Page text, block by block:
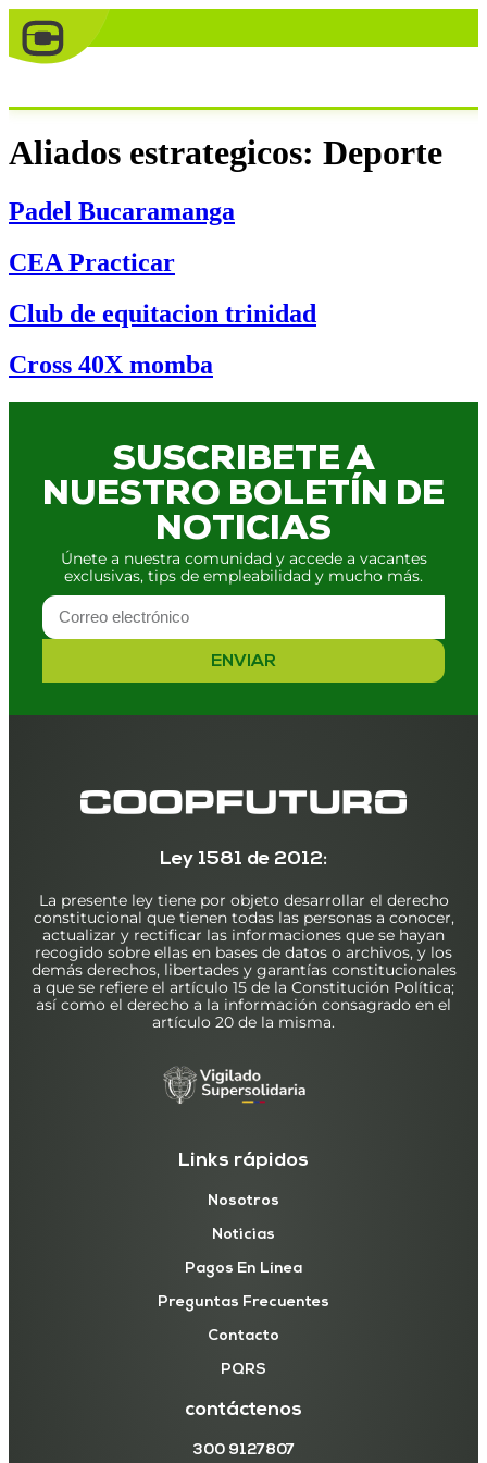
Aliados estrategicos: Deporte
Padel Bucaramanga
CEA Practicar
Club de equitacion trinidad
Cross 40X momba
SUSCRIBETE A
NUESTRO BOLETÍN DE
NOTICIAS
Únete a nuestra comunidad y accede a vacantes
exclusivas, tips de empleabilidad y mucho más.
ENVIAR
Ley 1581 de 2012:
La presente ley tiene por objeto desarrollar el derecho
constitucional que tienen todas las personas a conocer,
actualizar y rectificar las informaciones que se hayan
recogido sobre ellas en bases de datos o archivos, y los
demás derechos, libertades y garantías constitucionales
a que se refiere el artículo 15 de la Constitución Política;
así como el derecho a la información consagrado en el
artículo 20 de la misma.
Links rápidos
Nosotros
Noticias
Pagos En Línea
Preguntas Frecuentes
Contacto
PQRS
contáctenos
300 9127807